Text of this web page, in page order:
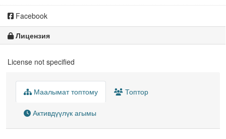
Facebook
Лицензия
License not specified
Маалымат топтому Топтор
Активдүүлүк агымы